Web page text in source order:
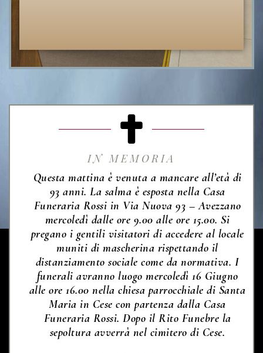
IN MEMORIA
Questa mattina è venuta a mancare all’età di
93 anni. La salma è esposta nella Casa
Funeraria Rossi in Via Nuova 93 – Avezzano
mercoledì dalle ore 9.00 alle ore 15.00. Si
pregano i gentili visitatori di accedere al locale
muniti di mascherina rispettando il
distanziamento sociale come da normativa. I
funerali avranno luogo mercoledì 16 Giugno
alle ore 16.00 nella chiesa parrocchiale di Santa
Maria in Cese con partenza dalla Casa
Funeraria Rossi. Dopo il Rito Funebre la
sepoltura avverrà nel cimitero di Cese.